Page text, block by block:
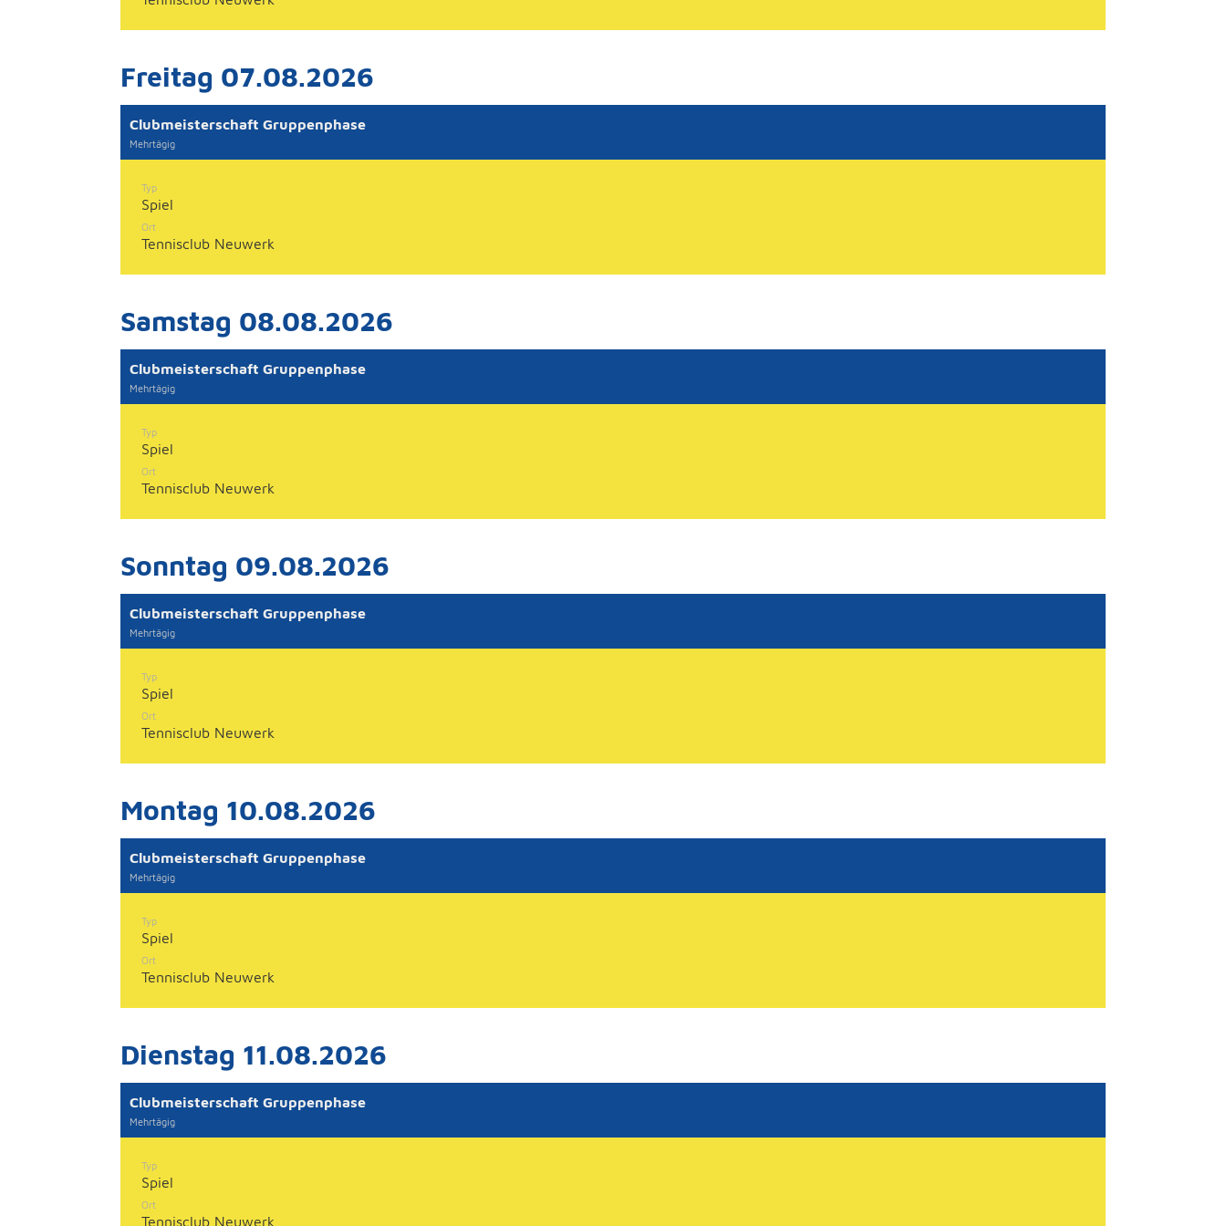
Freitag 07.08.2026
Clubmeisterschaft Gruppenphase
Mehrtägig
Typ
Spiel
Ort
Tennisclub Neuwerk
Samstag 08.08.2026
Clubmeisterschaft Gruppenphase
Mehrtägig
Typ
Spiel
Ort
Tennisclub Neuwerk
Sonntag 09.08.2026
Clubmeisterschaft Gruppenphase
Mehrtägig
Typ
Spiel
Ort
Tennisclub Neuwerk
Montag 10.08.2026
Clubmeisterschaft Gruppenphase
Mehrtägig
Typ
Spiel
Ort
Tennisclub Neuwerk
Dienstag 11.08.2026
Clubmeisterschaft Gruppenphase
Mehrtägig
Typ
Spiel
Ort
Tennisclub Neuwerk